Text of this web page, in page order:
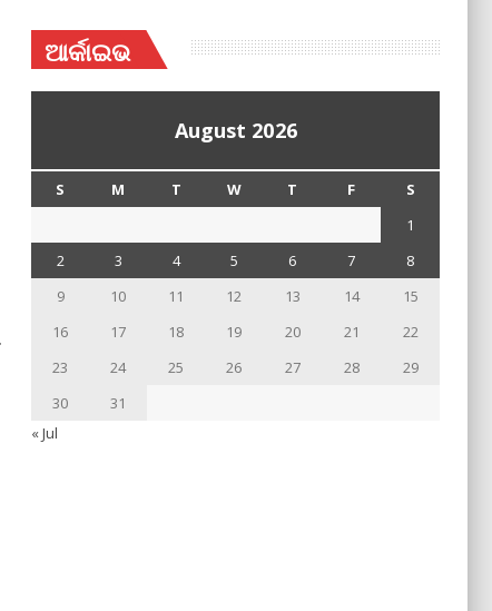
ଆର୍କାଇଭ
August 2026
S M T W T F
S
1
2
3 4 5 6 7
8
9
10 11 12 13 14
15
16
17 18 19 20 21
22
23
24 25 26 27 28
29
30
31
« Jul